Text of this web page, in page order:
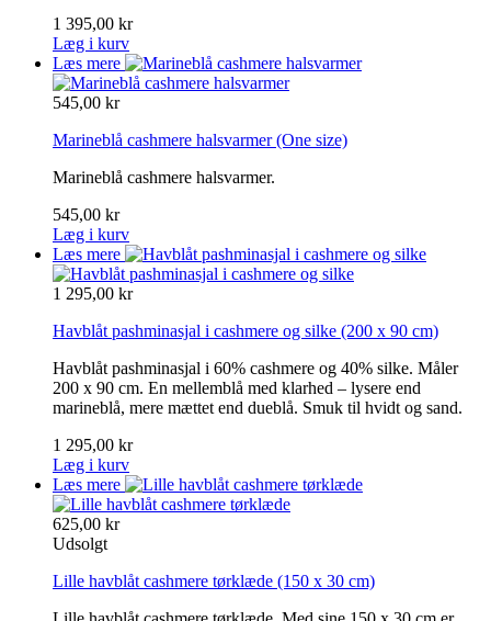
1 395,00 kr
Læg i kurv
Læs mere
545,00 kr
Marineblå cashmere halsvarmer(One size)
Marineblå cashmere halsvarmer.
545,00 kr
Læg i kurv
Læs mere
1 295,00 kr
Havblåt pashminasjal i cashmere og silke (200 x 90 cm)
Havblåt pashminasjal i 60% cashmere og 40% silke. Måler
200 x 90 cm. En mellemblå med klarhed – lysere end
marineblå, mere mættet end dueblå. Smuk til hvidt og sand.
1 295,00 kr
Læg i kurv
Læs mere
625,00 kr
Udsolgt
Lille havblåt cashmere tørklæde (150 x 30 cm)